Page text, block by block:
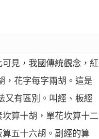
見，我國傳統觀念，紅
，花字每字兩胡。這是
又有區別。叫經、板經
算十胡，單花坎算十二
五十六胡。副經的算